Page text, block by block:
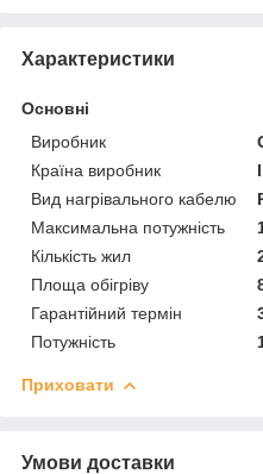
Характеристики
Основні
Виробник
Країна виробник
Вид нагрівального кабелю
Максимальна потужність
Кількість жил
Площа обігріву
Гарантійний термін
Потужність
Приховати
Умови доставки